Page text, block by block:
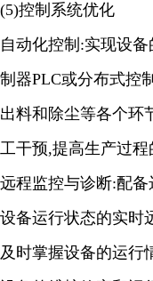
(5)控制系统优化
自动化控制 :实现设
制器PLC或分布式控
出料和除尘等各个环
工干预,提高生产过程
远程监控与诊断:配备
设备运行状态的实时
及时掌握设备的运行